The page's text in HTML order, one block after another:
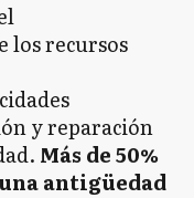
los recursos
y reparación
Más de 50%
antigüedad